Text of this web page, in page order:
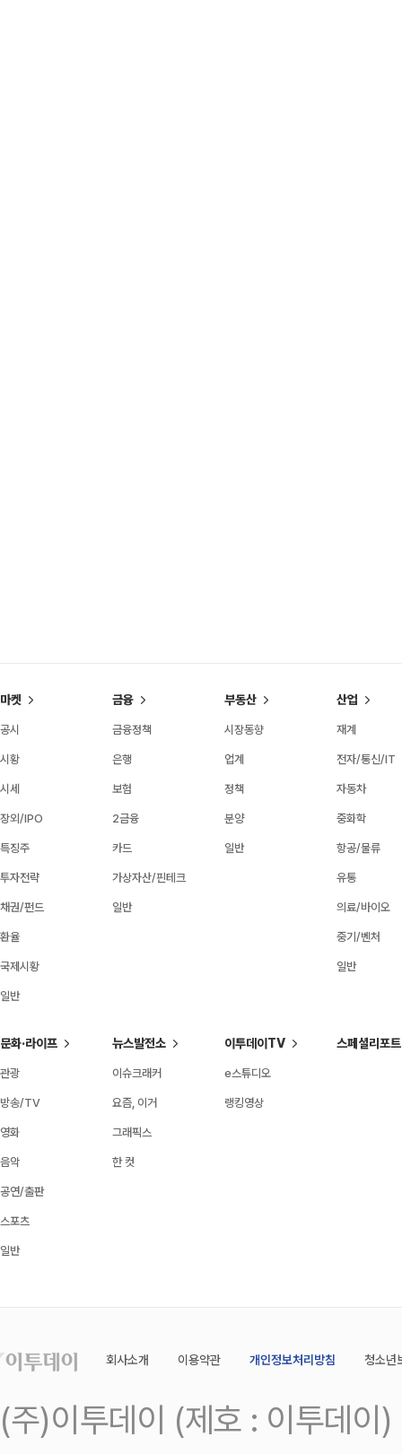
마켓
공시
시황
시세
장외/IPO
특징주
투자전략
채권/펀드
환율
국제시황
일반
금융
금융정책
은행
보험
2금융
카드
가상자산/핀테크
일반
부동산
시장동향
업계
정책
분양
일반
산업
재계
전자/통신/IT
자동차
중화학
항공/물류
유통
의료/바이오
중기/벤처
일반
문화·라이프
관광
방송/TV
영화
음악
공연/출판
스포츠
일반
뉴스발전소
이슈크래커
요즘, 이거
그래픽스
한 컷
이투데이TV
e스튜디오
랭킹영상
스페셜리포트
회사소개 이용약관 개인정보처리방침 청소년
(주)이투데이 (제호 : 이투데